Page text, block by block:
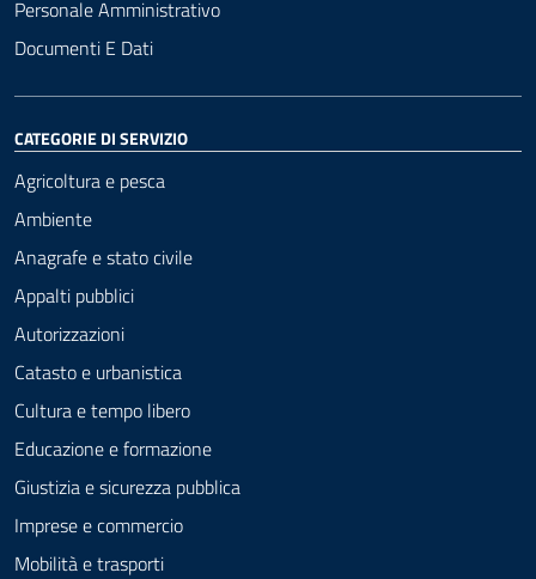
Personale Amministrativo
Documenti E Dati
CATEGORIE DI SERVIZIO
Agricoltura e pesca
Ambiente
Anagrafe e stato civile
Appalti pubblici
Autorizzazioni
Catasto e urbanistica
Cultura e tempo libero
Educazione e formazione
Giustizia e sicurezza pubblica
Imprese e commercio
Mobilità e trasporti